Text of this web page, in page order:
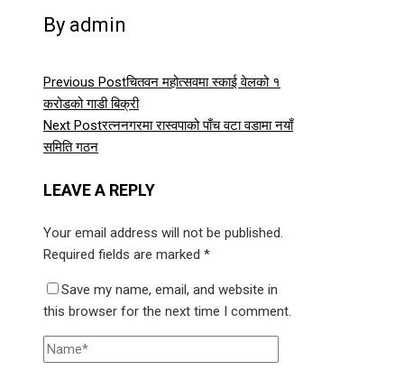
By admin
Previous Postचितवन महोत्सवमा स्काई वेलको १
करोडको गाडी बिक्री
Next Postरत्ननगरमा रास्वपाको पाँच वटा वडामा नयाँ
समिति गठन
LEAVE A REPLY
Your email address will not be published.
Required fields are marked *
Save my name, email, and website in
this browser for the next time I comment.